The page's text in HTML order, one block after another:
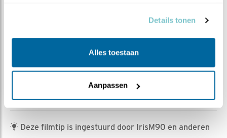
Details tonen
Alles toestaan
Aanpassen
Lisa | Geplaatst op 29 april 2026, 16:35 |
Vind ik leuk
Bewaar dit filmpje|
233x
Gisterochtend dook vrouw bosuil snel de kast in, maar
het gevaar was nog niet geweken. Vandaag had ze
Deze filmtip is ingestuurd door IrisM90 en anderen